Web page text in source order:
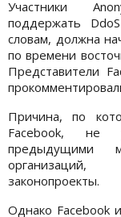
Участники
поддержать
словам, должна
по времени
Представители
Причина, по
Facebook, не
предыдущими
организаций,
законопроекты.
Однако Facebook